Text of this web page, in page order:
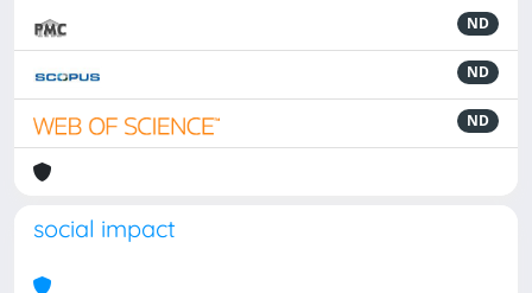
ND
ND
ND
social impact